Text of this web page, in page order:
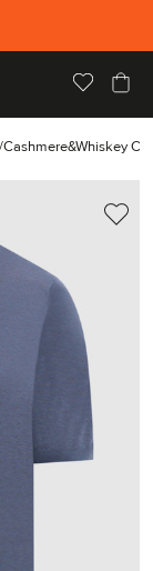
Cashmere&Whiskey